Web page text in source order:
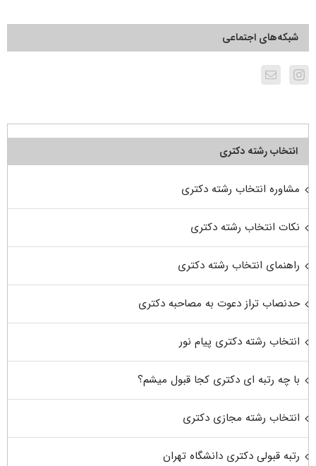
شبکه‌های اجتماعی
انتخاب رشته دکتری
مشاوره انتخاب رشته دکتری
نکات انتخاب رشته دکتری
راهنمای انتخاب رشته دکتری
حدنصاب تراز دعوت به مصاحبه دکتری
انتخاب رشته دکتری پیام نور
با چه رتبه ای دکتری کجا قبول میشم؟
انتخاب رشته مجازی دکتری
رتبه قبولی دکتری دانشگاه تهران